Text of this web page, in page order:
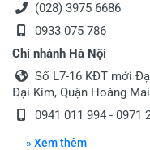
Gửi nhận xét
(028) 3975 6686
0933 075 786
Chi nhánh Hà Nội
Số L7-16 KĐT mới
Đại Kim, Quận Hoàng
0941 011 994 - 0971
» Xem thêm